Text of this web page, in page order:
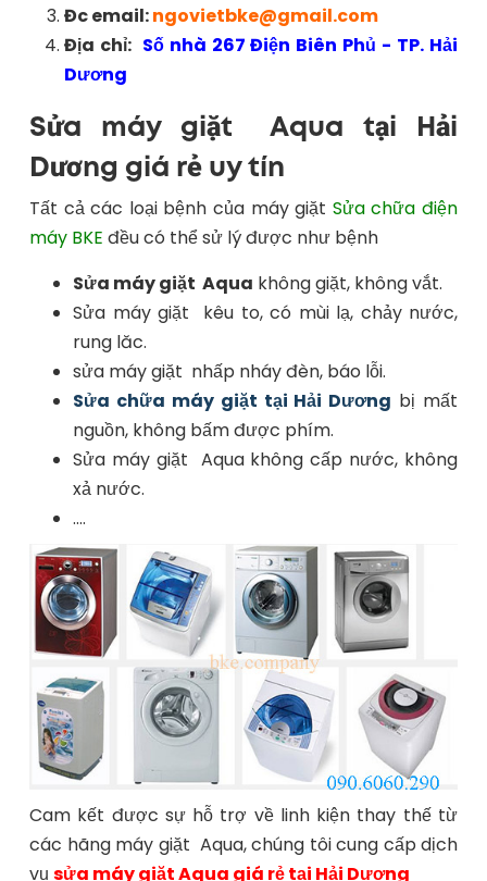
Đc email:ngovietbke@gmail.com
Địa chỉ: Số nhà 267 Điện Biên Phủ - TP. Hải
Dương
Sửa máy giặt Aqua tại Hải
Dương giá rẻ uy tín
Tất cả các loại bệnh của máy giặt Sửa chữa điện
máy BKE đều có thể sử lý được như bệnh
Sửa máy giặt Aqua không giặt, không vắt.
Sửa máy giặt kêu to, có mùi lạ, chảy nước,
rung lăc.
sửa máy giặt nhấp nháy đèn, báo lỗi.
Sửa chữa máy giặt tại Hải Dương bị mất
nguồn, không bấm được phím.
Sửa máy giặt Aqua không cấp nước, không
xả nước.
....
Cam kết được sự hỗ trợ về linh kiện thay thế từ
các hãng máy giặt Aqua, chúng tôi cung cấp dịch
vụ sửa máy giặt Aqua giá rẻ tại Hải Dương